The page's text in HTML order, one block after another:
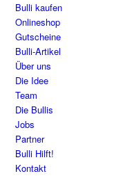
Bulli kaufen
Onlineshop
Gutscheine
Bulli-Artikel
Über uns
Die Idee
Team
Die Bullis
Jobs
Partner
Bulli Hilft!
Kontakt